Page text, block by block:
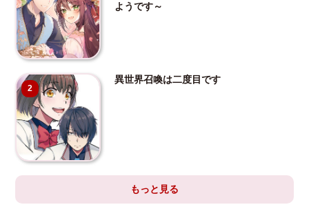
ようです～
2
異世界召喚は二度目です
もっと見る